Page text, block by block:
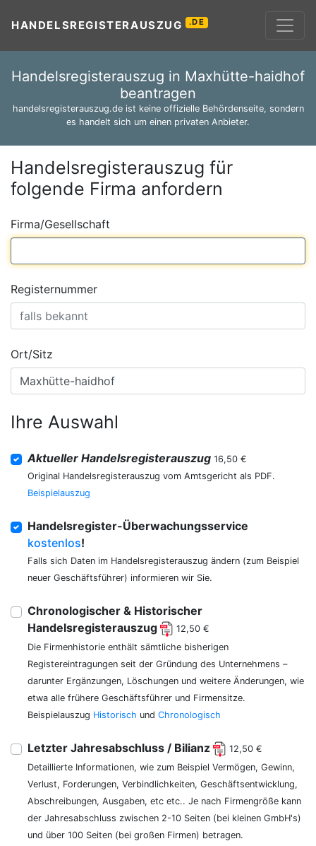
HANDELSREGISTERAUSZUG .DE
Handelsregisterauszug in Maxhütte-haidhof
beantragen
handelsregisterauszug.de ist keine offizielle Behördenseite, sondern
es handelt sich um einen privaten Anbieter.
Handelsregisterauszug für
folgende Firma anfordern
Firma/Gesellschaft
Registernummer
Ort/Sitz
Ihre Auswahl
Aktueller Handelsregisterauszug 16,50 €
Original Handelsregisterauszug vom Amtsgericht als PDF.
Beispielauszug
Handelsregister-Überwachungsservice
kostenlos!
Falls sich Daten im Handelsregisterauszug ändern (zum Beispiel
neuer Geschäftsführer) informieren wir Sie.
Chronologischer & Historischer
Handelsregisterauszug
12,50 €
Die Firmenhistorie enthält sämtliche bisherigen
Registereintragungen seit der Gründung des Unternehmens –
darunter Ergänzungen, Löschungen und weitere Änderungen, wie
etwa alle frühere Geschäftsführer und Firmensitze.
Beispielauszug Historisch und Chronologisch
Letzter Jahresabschluss / Bilianz
12,50 €
Detaillierte Informationen, wie zum Beispiel Vermögen, Gewinn,
Verlust, Forderungen, Verbindlichkeiten, Geschäftsentwicklung,
Abschreibungen, Ausgaben, etc etc.. Je nach Firmengröße kann
der Jahresabschluss zwischen 2-10 Seiten (bei kleinen GmbH's)
und über 100 Seiten (bei großen Firmen) betragen.